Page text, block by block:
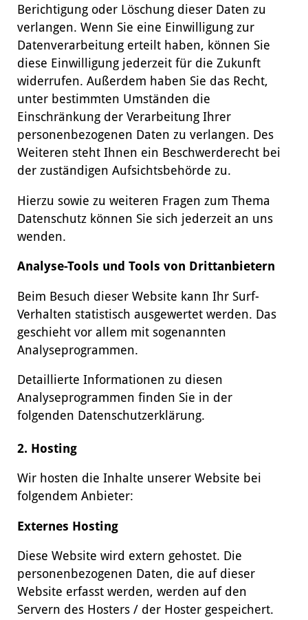
Berichtigung oder Löschung dieser Daten zu
verlangen. Wenn Sie eine Einwilligung zur
Datenverarbeitung erteilt haben, können Sie
diese Einwilligung jederzeit für die Zukunft
widerrufen. Außerdem haben Sie das Recht,
unter bestimmten Umständen die
Einschränkung der Verarbeitung Ihrer
personenbezogenen Daten zu verlangen. Des
Weiteren steht Ihnen ein Beschwerderecht bei
der zuständigen Aufsichtsbehörde zu.
Hierzu sowie zu weiteren Fragen zum Thema
Datenschutz können Sie sich jederzeit an uns
wenden.
Analyse-Tools und Tools von Drittanbietern
Beim Besuch dieser Website kann Ihr Surf-
Verhalten statistisch ausgewertet werden. Das
geschieht vor allem mit sogenannten
Analyseprogrammen.
Detaillierte Informationen zu diesen
Analyseprogrammen finden Sie in der
folgenden Datenschutzerklärung.
2. Hosting
Wir hosten die Inhalte unserer Website bei
folgendem Anbieter:
Externes Hosting
Diese Website wird extern gehostet. Die
personenbezogenen Daten, die auf dieser
Website erfasst werden, werden auf den
Servern des Hosters / der Hoster gespeichert.